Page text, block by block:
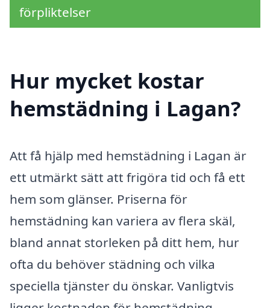
förpliktelser
Hur mycket kostar
hemstädning i Lagan?
Att få hjälp med hemstädning i Lagan är
ett utmärkt sätt att frigöra tid och få ett
hem som glänser. Priserna för
hemstädning kan variera av flera skäl,
bland annat storleken på ditt hem, hur
ofta du behöver städning och vilka
speciella tjänster du önskar. Vanligtvis